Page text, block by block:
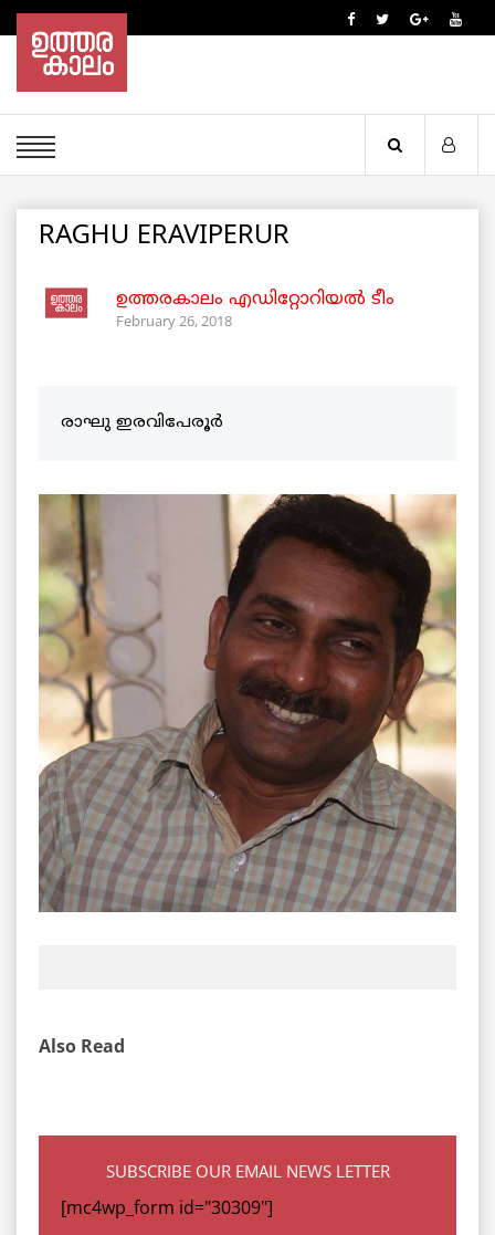
RAGHU ERAVIPERUR
ഉത്തരകാലം എഡിറ്റോറിയല്‍ ടീം
February 26, 2018
രാഘു ഇരവിപേരൂർ
Also Read
SUBSCRIBE OUR EMAIL NEWS LETTER
[mc4wp_form id="30309"]